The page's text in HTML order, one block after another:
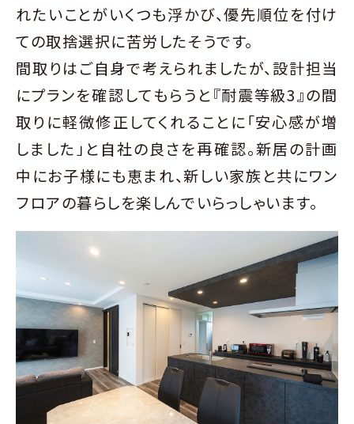
れたいことがいくつも浮かび、優先順位を付け
ての取捨選択に苦労したそうです。
間取りはご自身で考えられましたが、設計担当
にプランを確認してもらうと『耐震等級3』の間
取りに軽微修正してくれることに「安心感が増
しました」と自社の良さを再確認。新居の計画
中にお子様にも恵まれ、新しい家族と共にワン
フロアの暮らしを楽しんでいらっしゃいます。